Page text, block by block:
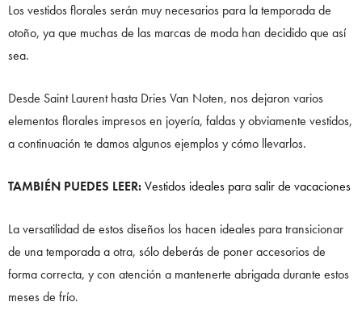
Los vestidos florales serán muy necesarios para la temporada de
otoño, ya que muchas de las marcas de moda han decidido que así
sea.
Desde Saint Laurent hasta Dries Van Noten, nos dejaron varios
elementos florales impresos en joyería, faldas y obviamente vestidos,
a continuación te damos algunos ejemplos y cómo llevarlos.
TAMBIÉN PUEDES LEER:Vestidos ideales para salir de vacaciones
La versatilidad de estos diseños los hacen ideales para transicionar
de una temporada a otra, sólo deberás de poner accesorios de
forma correcta, y con atención a mantenerte abrigada durante estos
meses de frío.